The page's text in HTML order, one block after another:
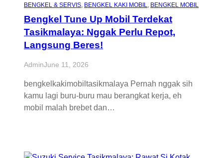
BENGKEL & SERVIS, BENGKEL KAKI MOBIL, BENGKEL MOBIL
Bengkel Tune Up Mobil Terdekat
Tasikmalaya: Nggak Perlu Repot,
Langsung Beres!
AdminJune 11, 2026
bengkelkakimobiltasikmalaya Pernah nggak sih
kamu lagi buru-buru mau berangkat kerja, eh
mobil malah brebet dan…